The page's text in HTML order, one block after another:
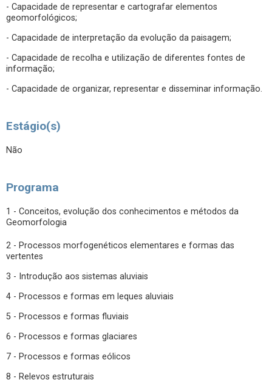
- Capacidade de representar e cartografar elementos
geomorfológicos;
- Capacidade de interpretação da evolução da paisagem;
- Capacidade de recolha e utilização de diferentes fontes de
informação;
- Capacidade de organizar, representar e disseminar informação.
Estágio(s)
Não
Programa
1 - Conceitos, evolução dos conhecimentos e métodos da
Geomorfologia
2 - Processos morfogenéticos elementares e formas das
vertentes
3 - Introdução aos sistemas aluviais
4 - Processos e formas em leques aluviais
5 - Processos e formas fluviais
6 - Processos e formas glaciares
7 - Processos e formas eólicos
8 - Relevos estruturais